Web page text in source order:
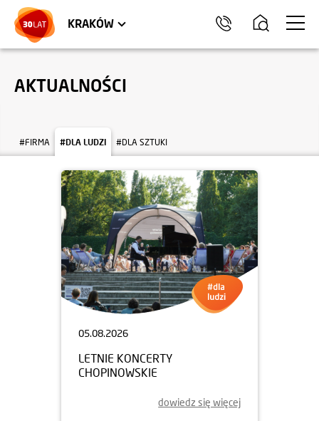
KRAKÓW
TRÓJMIASTO
LOKALE USŁUGOWE
AKTUALNOŚCI
#FIRMA #DLA LUDZI #DLA SZTUKI
05.08.2026
LETNIE KONCERTY
CHOPINOWSKIE
dowiedz się więcej